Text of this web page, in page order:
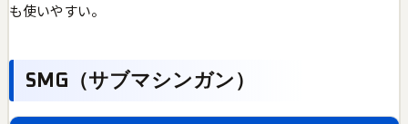
も使いやすい。
SMG（サブマシンガン）